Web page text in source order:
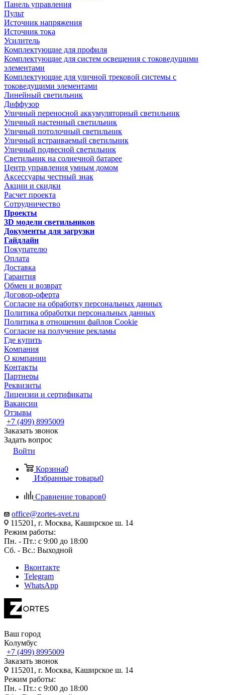
Панель управления
Пульт
Источник напряжения
Источник тока
Усилитель
Комплектующие для профиля
Комплектующие для систем освещения с токоведущими
элементами
Комплектующие для уличной трековой системы с
токоведущими элементами
Линейный светильник
Диффузор
Уличный переносной аккумуляторный светильник
Уличный настенный светильник
Уличный потолочный светильник
Уличный встраиваемый светильник
Уличный подвесной светильник
Светильник на солнечной батарее
Центр управления умным домом
Аксессуары честный знак
Акции и скидки
Расчет проекта
Сотрудничество
Проекты
3D модели светильников
Документы для загрузки
Гайдлайн
Покупателю
Оплата
Доставка
Гарантия
Обмен и возврат
Договор-оферта
Согласие на обработку персональных данных
Политика обработки персональных данных
Политика в отношении файлов Cookie
Согласие на получение рекламы
Где купить
Компания
О компании
Контакты
Партнеры
Реквизиты
Лицензии и сертификаты
Вакансии
Отзывы
+7 (499) 8995009
Заказать звонок
Задать вопрос
Войти
Корзина0
Избранные товары0
Сравнение товаров0
office@zortes-svet.ru
115201, г. Москва, Каширское ш. 14
Режим работы:
Пн. - Пт.: с 9:00 до 18:00
Сб. - Вс.: Выходной
Вконтакте
Telegram
WhatsApp
Ваш город
Колумбус
+7 (499) 8995009
Заказать звонок
115201, г. Москва, Каширское ш. 14
Режим работы:
Пн. - Пт.: с 9:00 до 18:00